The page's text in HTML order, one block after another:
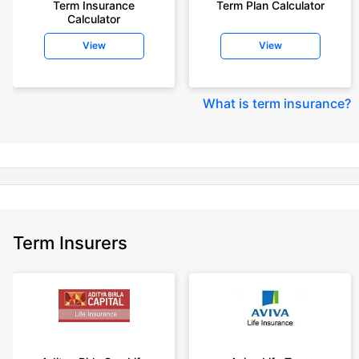
+Rs. 410/month (Rs.14/day) is starting price for a 1 crore term life
insurance for an 18 year-old male, non-smoker, with no pre-existing
diseases, cover upto 30 years of age rounded off to nearest 10
old male, non-smoker, with no pre-existing diseases, cover upto 30 years
+Rs. 15/day is starting price for a 75 lakhs term life insurance for an 18
+Rs. 504/month is starting price for a 1.5 crore term life insurance for an 18
+Rs. 494/month is starting price for a 2 crore term life insurance for an 18
year-old male, non-smoker, with no pre-existing diseases, cover upto 30
+Rs. 636/month is starting price for a 3 crore term life insurance for an 18
Term Insurance
Calculator
View
Term Plan Calculator
View
What is term insurance?
Term Insurers